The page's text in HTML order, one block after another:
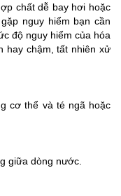
chất dễ bay hơi hoặc
nguy hiểm bạn cần
độ nguy hiểm của hóa
hay chậm, tất nhiên xử
cơ thể và té ngã hoặc
giữa dòng nước.